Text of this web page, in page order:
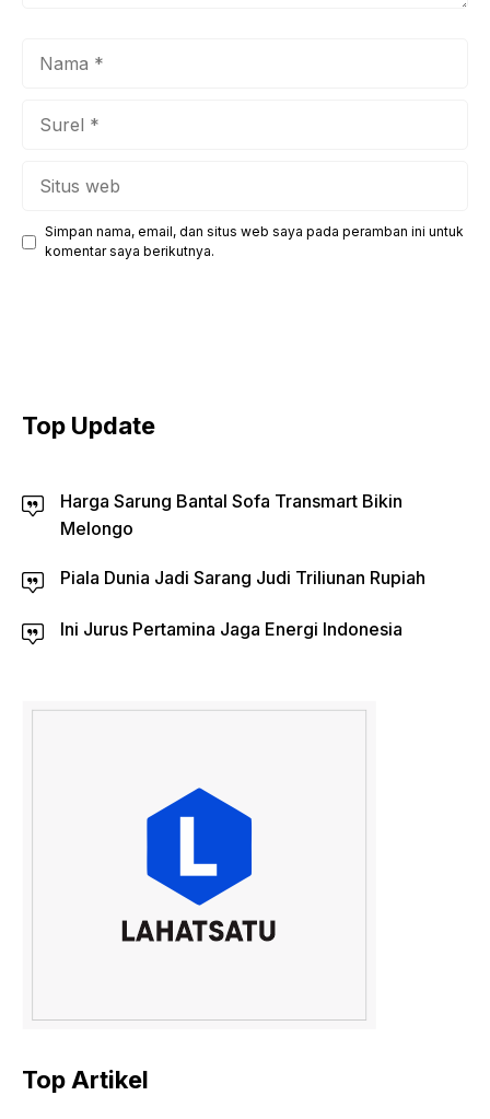
Simpan nama, email, dan situs web saya pada peramban ini untuk
komentar saya berikutnya.
Top Update
Harga Sarung Bantal Sofa Transmart Bikin
Melongo
Piala Dunia Jadi Sarang Judi Triliunan Rupiah
Ini Jurus Pertamina Jaga Energi Indonesia
Top Artikel